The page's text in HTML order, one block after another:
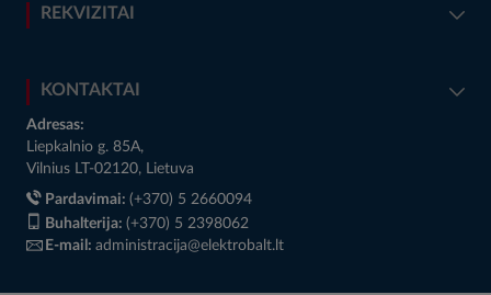
REKVIZITAI
KONTAKTAI
Adresas:
Liepkalnio g. 85A,
Vilnius LT-02120, Lietuva
Pardavimai: (+370) 5 2660094
Buhalterija: (+370) 5 2398062
E-mail: administracija@elektrobalt.lt